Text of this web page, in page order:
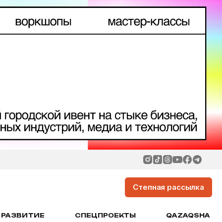
Степная рассылка
РАЗВИТИЕ СПЕЦПРОЕКТЫ QAZAQSHA